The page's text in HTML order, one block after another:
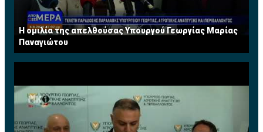
Η ομιλία της απελθούσας Υπουργού Γεωργίας Μαρίας
Παναγιώτου